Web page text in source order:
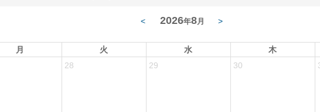
< 2026年8 月 >
月 火 水 木
28 29 30